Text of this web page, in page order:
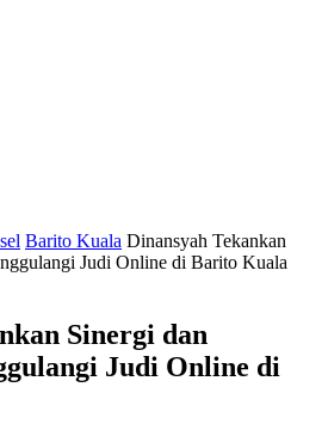
Barito Kuala Dinansyah Tekankan
Judi Online di Barito Kuala
Sinergi dan
Judi Online di